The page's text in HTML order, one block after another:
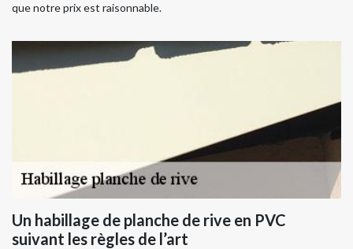
que notre prix est raisonnable.
Un habillage de planche de rive en PVC
suivant les règles de l’art